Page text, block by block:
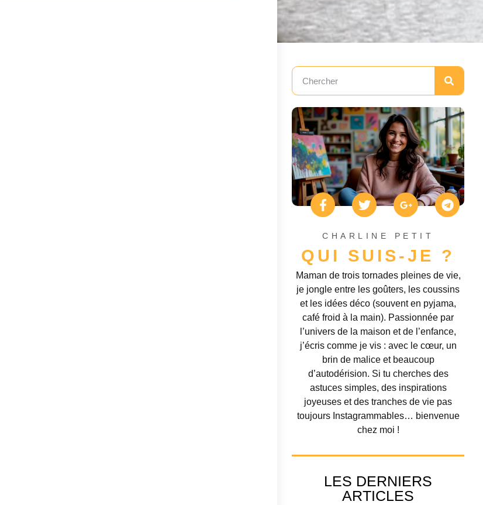
CHARLINE PETIT
QUI SUIS-JE ?
Maman de trois tornades pleines de vie,
je jongle entre les goûters, les coussins
et les idées déco (souvent en pyjama,
café froid à la main). Passionnée par
l’univers de la maison et de l’enfance,
j’écris comme je vis : avec le cœur, un
brin de malice et beaucoup
d’autodérision. Si tu cherches des
astuces simples, des inspirations
joyeuses et des tranches de vie pas
toujours Instagrammables… bienvenue
chez moi !
LES DERNIERS
ARTICLES